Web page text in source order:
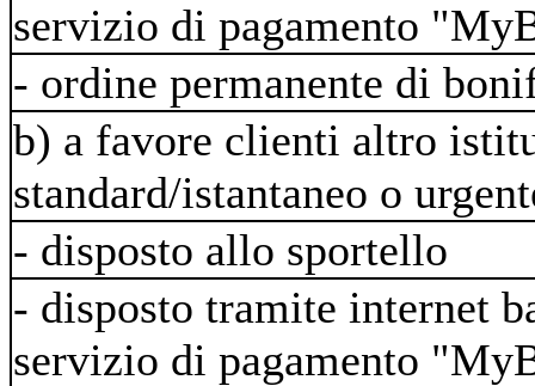
servizio di pagamento
- ordine permanente di
b) a favore clienti altro
standard/istantaneo o
- disposto allo sportello
- disposto tramite internet
servizio di pagamento